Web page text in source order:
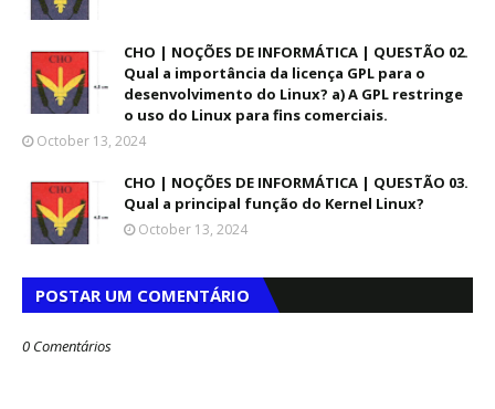
CHO | NOÇÕES DE INFORMÁTICA | QUESTÃO 02.
Qual a importância da licença GPL para o
desenvolvimento do Linux? a) A GPL restringe
o uso do Linux para fins comerciais.
October 13, 2024
CHO | NOÇÕES DE INFORMÁTICA | QUESTÃO 03.
Qual a principal função do Kernel Linux?
October 13, 2024
POSTAR UM COMENTÁRIO
0 Comentários